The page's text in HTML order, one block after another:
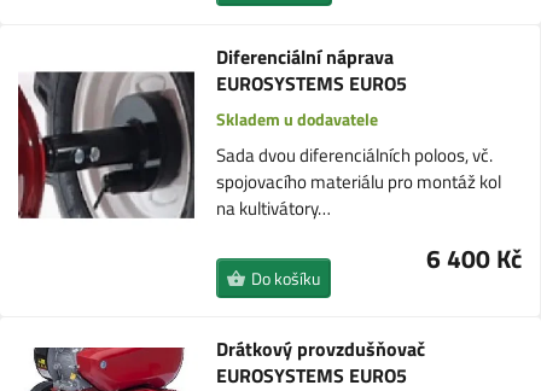
Diferenciální náprava
EUROSYSTEMS EURO5
Skladem u dodavatele
Sada dvou diferenciálních poloos, vč.
spojovacího materiálu pro montáž kol
na kultivátory…
6 400 Kč
Do košíku
Drátkový provzdušňovač
EUROSYSTEMS EURO5